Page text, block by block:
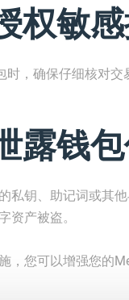
权敏
时，确保仔细核对
露钱
私钥、助记词或其
资产被盗。
，您可以增强您的